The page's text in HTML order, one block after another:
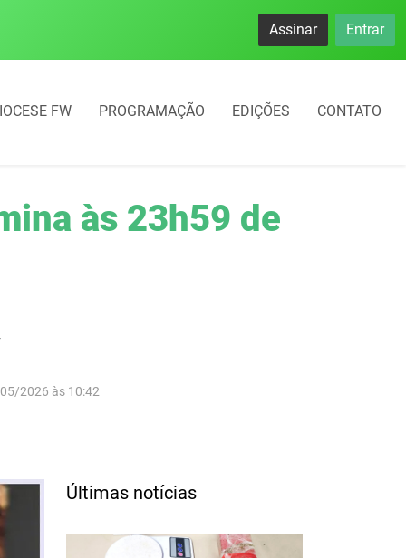
Assinar Entrar
FW PROGRAMAÇÃO EDIÇÕES CONTATO
às 23h59 de
2026 às 10:42
Últimas notícias